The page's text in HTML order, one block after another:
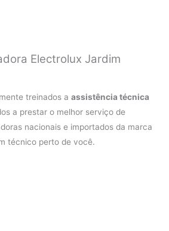
Electrolux Jardim
treinados aassistência técnica
a prestar o melhor serviço de
nacionais e importados da marca
técnico perto de você.